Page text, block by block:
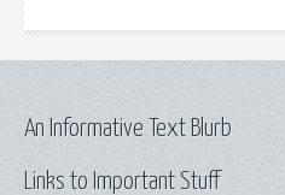
Links to Important Stuff
An Informative Text Blurb